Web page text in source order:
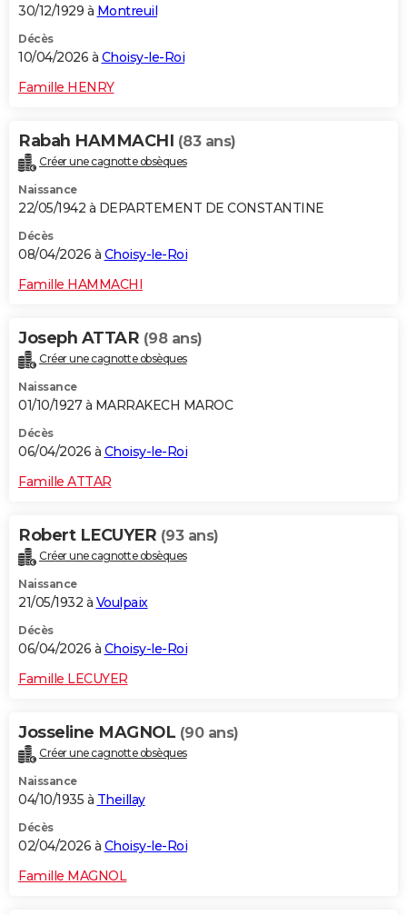
30/12/1929 à Montreuil
Décès
10/04/2026 à Choisy-le-Roi
Famille HENRY
Rabah HAMMACHI (83 ans)
Créer une cagnotte obsèques
Naissance
22/05/1942 à DEPARTEMENT DE CONSTANTINE
Décès
08/04/2026 à Choisy-le-Roi
Famille HAMMACHI
Joseph ATTAR (98 ans)
Créer une cagnotte obsèques
Naissance
01/10/1927 à MARRAKECH MAROC
Décès
06/04/2026 à Choisy-le-Roi
Famille ATTAR
Robert LECUYER (93 ans)
Créer une cagnotte obsèques
Naissance
21/05/1932 à Voulpaix
Décès
06/04/2026 à Choisy-le-Roi
Famille LECUYER
Josseline MAGNOL (90 ans)
Créer une cagnotte obsèques
Naissance
04/10/1935 à Theillay
Décès
02/04/2026 à Choisy-le-Roi
Famille MAGNOL